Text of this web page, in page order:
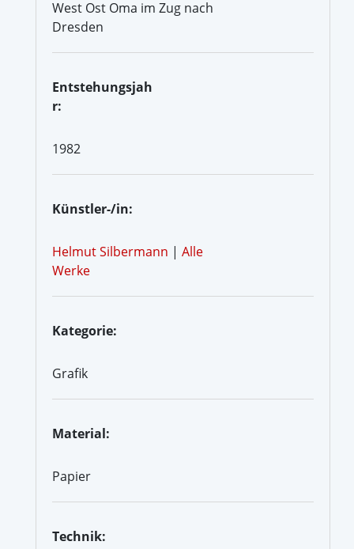
West Ost Oma im Zug nach
Dresden
Entstehungsjah
r:
1982
Künstler-/in:
Helmut Silbermann | Alle
Werke
Kategorie:
Grafik
Material:
Papier
Technik: